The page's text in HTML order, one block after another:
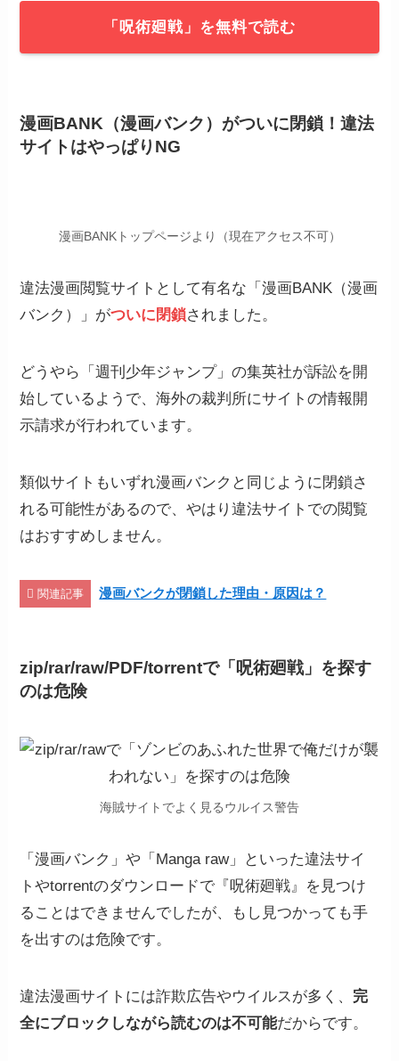
「呪術廻戦」を無料で読む
漫画BANK（漫画バンク）がついに閉鎖！違法
サイトはやっぱりNG
漫画BANKトップページより（現在アクセス不可）
違法漫画閲覧サイトとして有名な「漫画BANK（漫画
バンク）」がついに閉鎖されました。
どうやら「週刊少年ジャンプ」の集英社が訴訟を開
始しているようで、海外の裁判所にサイトの情報開
示請求が行われています。
類似サイトもいずれ漫画バンクと同じように閉鎖さ
れる可能性があるので、やはり違法サイトでの閲覧
はおすすめしません。
関連記事 漫画バンクが閉鎖した理由・原因は？
zip/rar/raw/PDF/torrentで「呪術廻戦」 を探す
のは危険
海賊サイトでよく見るウルイス警告
「漫画バンク」や「Manga raw」といった違法サイ
トやtorrentのダウンロードで『呪術廻戦』を見つけ
ることはできませんでしたが、もし見つかっても手
を出すのは危険です。
違法漫画サイトには詐欺広告やウイルスが多く、 完
全にブロックしながら読むのは不可能だからです。